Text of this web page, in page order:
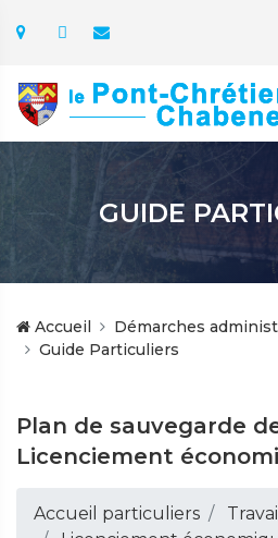
GUIDE
Accueil
Démarches
Guide Particuliers
Plan de sauvegarde
Licenciement
Accueil particuliers